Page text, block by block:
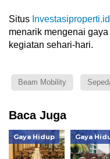
Situs Investasiproperti.id
menarik mengenai
kegiatan sehari-hari.
Beam Mobility
Baca Juga
Gaya Hidup Gaya